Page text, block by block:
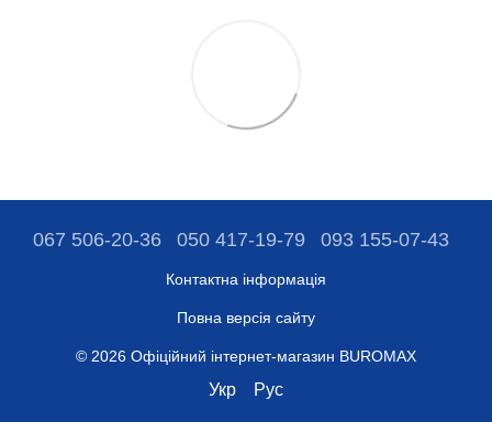
067 506-20-36 050 417-19-79 093 155-07-43
Контактна інформація
Повна версія сайту
© 2026 Офіційний інтернет-магазин BUROMAX
Укр Рус